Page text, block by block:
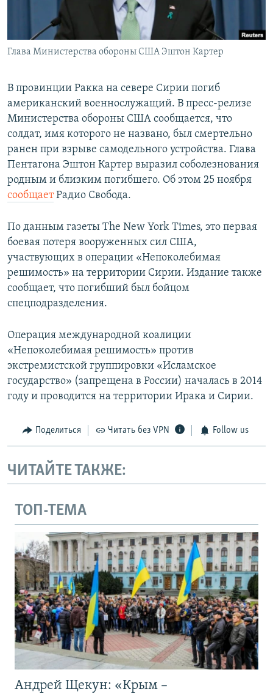
ПОБЕДИТЕЛЕЙ НЕ СУДЯТ?
КРЫМ.НЕПОКОРЕННЫЙ
ELIFBE
ПРИСОЕДИНЯЙТЕСЬ!
Все сайты RFE/RL
Глава Министерства обороны США Эштон Картер
В провинции Ракка на севере Сирии погиб
американский военнослужащий. В пресс-релизе
Министерства обороны США сообщается, что
солдат, имя которого не названо, был смертельно
ранен при взрыве самодельного устройства. Глава
Пентагона Эштон Картер выразил соболезнования
родным и близким погибшего. Об этом 25 ноября
сообщаетРадио Свобода.
По данным газеты The New York Times, это первая
боевая потеря вооруженных сил США,
участвующих в операции «Непоколебимая
решимость» на территории Сирии. Издание также
сообщает, что погибший был бойцом
спецподразделения.
Операция международной коалиции
«Непоколебимая решимость» против
экстремистской группировки «Исламское
государство» (запрещена в России) началась в 2014
году и проводится на территории Ирака и Сирии.
Поделиться Читать без VPN Follow us
ЧИТАЙТЕ ТАКЖЕ:
ТОП-ТЕМА
Андрей Щекун: «Крым –